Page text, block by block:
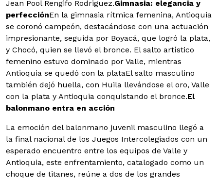
Jean Pool Rengifo Rodriguez.Gimnasia: elegancia y
perfecciónEn la gimnasia rítmica femenina, Antioquia
se coronó campeón, destacándose con una actuación
impresionante, seguida por Boyacá, que logró la plata,
y Chocó, quien se llevó el bronce. El salto artístico
femenino estuvo dominado por Valle, mientras
Antioquia se quedó con la plataEl salto masculino
también dejó huella, con Huila llevándose el oro, Valle
con la plata y Antioquia conquistando el bronce.El
balonmano entra en acción
La emoción del balonmano juvenil masculino llegó a
la final nacional de los Juegos Intercolegiados con un
esperado encuentro entre los equipos de Valle y
Antioquia, este enfrentamiento, catalogado como un
choque de titanes, reúne a dos de los grandes